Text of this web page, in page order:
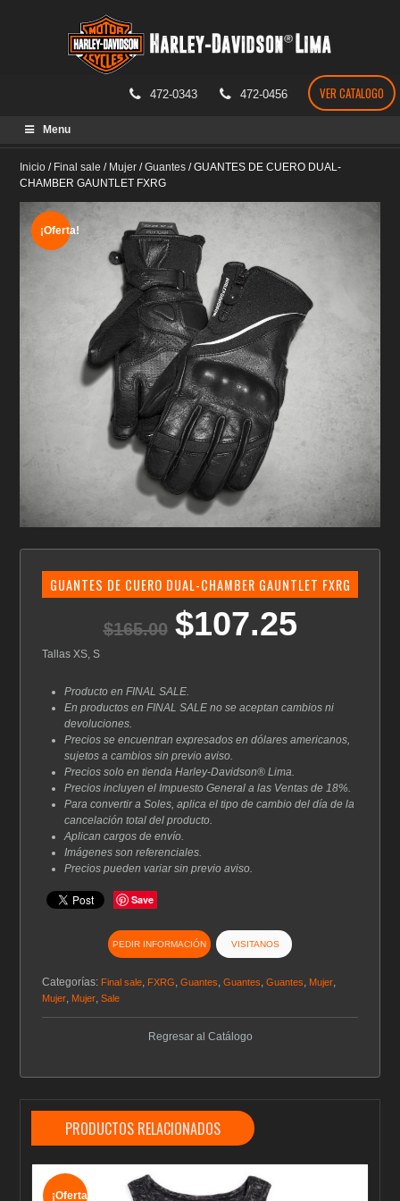
472-0343 472-0456 VER CATALOGO
Menu
Inicio / Final sale / Mujer /Guantes /GUANTES DE CUERO DUAL-
CHAMBER GAUNTLET FXRG
¡Oferta!
GUANTES DE CUERO DUAL-CHAMBER GAUNTLET FXRG
$165.00 El
precio
$165.00.
$107.25El
precio
Tallas XS, S
Producto en FINAL SALE.
En productos en FINAL SALE no se aceptan cambios ni
devoluciones.
Precios se encuentran expresados en dólares americanos,
sujetos a cambios sin previo aviso.
Precios solo en tienda Harley-Davidson® Lima.
Precios incluyen el Impuesto General a las Ventas de 18%.
Para convertir a Soles, aplica el tipo de cambio del día de la
cancelación total del producto.
Aplican cargos de envío.
Imágenes son referenciales.
Precios pueden variar sin previo aviso.
Save
PEDIR INFORMACIÓN VISITANOS
Categorías: Final sale, FXRG,Guantes,Guantes,Guantes, Mujer,
Mujer, Mujer,Sale
Regresar al Catálogo
PRODUCTOS RELACIONADOS
¡Oferta!